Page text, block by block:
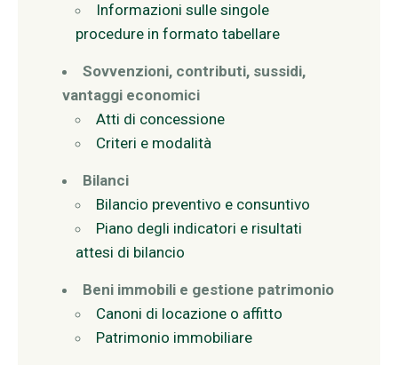
Informazioni sulle singole
procedure in formato tabellare
Sovvenzioni, contributi, sussidi,
vantaggi economici
Atti di concessione
Criteri e modalità
Bilanci
Bilancio preventivo e consuntivo
Piano degli indicatori e risultati
attesi di bilancio
Beni immobili e gestione patrimonio
Canoni di locazione o affitto
Patrimonio immobiliare